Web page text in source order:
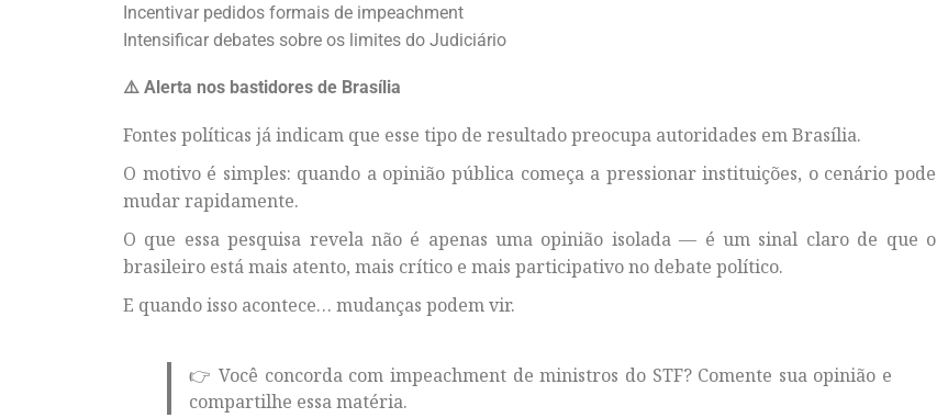
Incentivar pedidos formais de impeachment
Intensificar debates sobre os limites do Judiciário
⚠️ Alerta nos bastidores de Brasília
Fontes políticas já indicam que esse tipo de resultado preocupa autoridades em Brasília.
O motivo é simples: quando a opinião pública começa a pressionar instituições, o cenário pode
mudar rapidamente.
O que essa pesquisa revela não é apenas uma opinião isolada — é um sinal claro de que o
brasileiro está mais atento, mais crítico e mais participativo no debate político.
E quando isso acontece… mudanças podem vir.
👉 Você concorda com impeachment de ministros do STF? Comente sua opinião e
compartilhe essa matéria.